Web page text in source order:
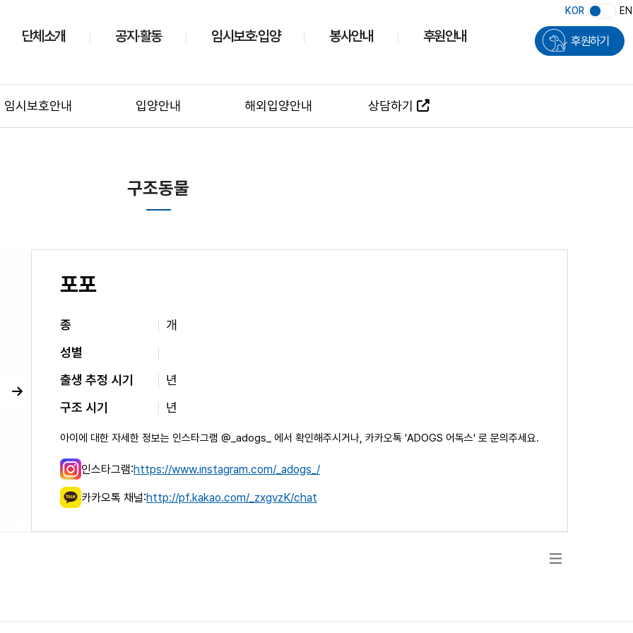
단체소개 공지·활동 임시보호·입양 봉사안내 후원안내
KOR EN
후원하기
임시보호안내 입양안내 해외입양안내 상담하기
구조동물
포포
종
개
성별
출생 추정 시기
년
구조 시기
년
아이에 대한 자세한 정보는 인스타그램 @_adogs_ 에서 확인해주시거나, 카카오톡 'ADOGS 어독스' 로 문의주세요.
인스타그램:https://www.instagram.com/_adogs_/
카카오톡 채널:http://pf.kakao.com/_zxgvzK/chat